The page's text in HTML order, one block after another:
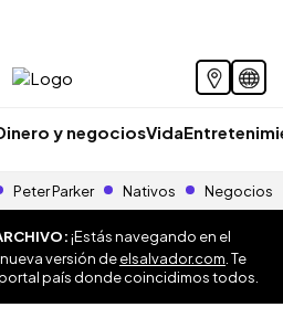
y negociosVida
Peter Parker Nativos Negocios
¡Estás navegando en el
versión deelsalvador.com . Te
país donde coincidimos todos.